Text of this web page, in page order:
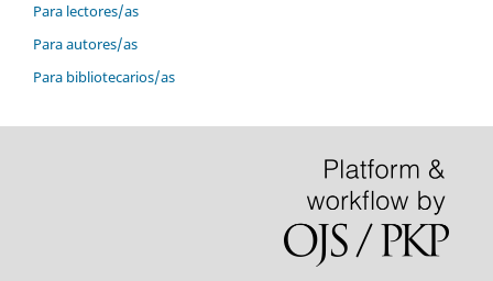
Para lectores/as
Para autores/as
Para bibliotecarios/as